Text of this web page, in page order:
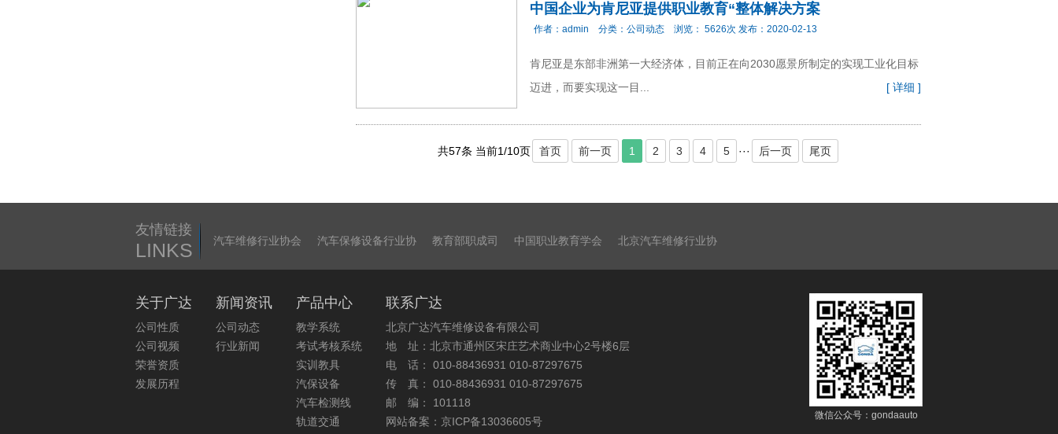
中国企业为肯尼亚提供职业教育“整体解决方案
作者： admin 分类： 公司动态 浏览： 5626次 发布： 2020-02-13
肯尼亚是东部非洲第一大经济体，目前正在向2030愿景所制定的实现工业化目标
迈进，而要实现这一目...
[ 详细 ]
共57条 当前1/10页 首页 前一页 1 2 3 4 5 ··· 后一页 尾页
友情链接
LINKS 汽车维修行业协会 汽车保修设备行业协 教育部职成司 中国职业教育学会 北京汽车维修行业协
关于广达
公司性质
公司视频
荣誉资质
发展历程
新闻资讯
公司动态
行业新闻
产品中心
教学系统
考试考核系统
实训教具
汽保设备
汽车检测线
轨道交通
联系广达
北京广达汽车维修设备有限公司
地 址：北京市通州区宋庄艺术商业中心2号楼6层
电 话： 010-88436931 010-87297675
传 真： 010-88436931 010-87297675
邮 编： 101118
网站备案：京ICP备13036605号
微信公众号：gondaauto